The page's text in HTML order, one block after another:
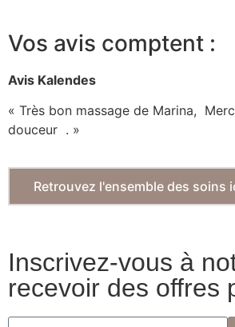
Vos avis comptent :
Avis Kalendes
« Très bon massage de Marina,
douceur . »
Retrouvez l'ensemble des soins
Inscrivez-vous à
recevoir des offres